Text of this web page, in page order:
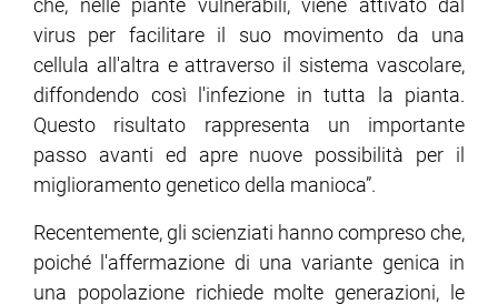
virus per facilitare il suo movimento da una
cellula all'altra e attraverso il sistema vascolare,
diffondendo così l'infezione in tutta la pianta.
Questo risultato rappresenta un importante
passo avanti ed apre nuove possibilità per il
miglioramento genetico della manioca”.
Recentemente, gli scienziati hanno compreso che,
poiché l'affermazione di una variante genica in
una popolazione richiede molte generazioni, le